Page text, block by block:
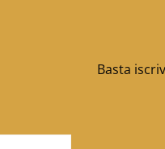
Basta